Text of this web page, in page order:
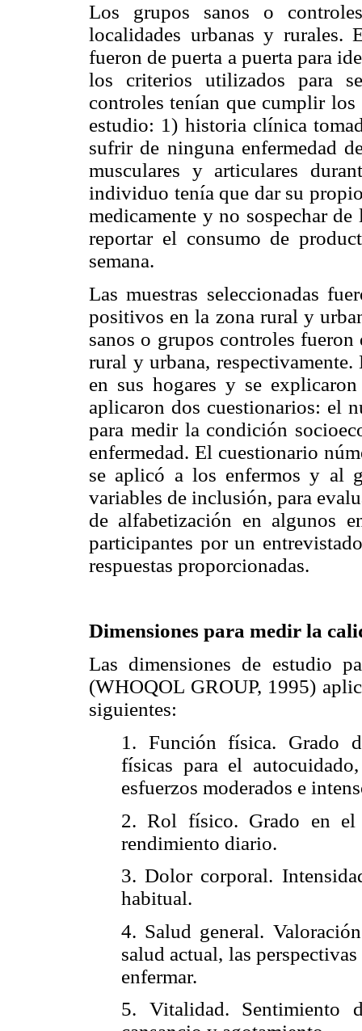
Los grupos sanos o
localidades urbanas y rurales.
fueron de puerta a puerta para
los criterios utilizados para
controles tenían que cumplir
estudio: 1) historia clínica
sufrir de ninguna enfermedad
musculares y articulares
individuo tenía que dar su
medicamente y no sospechar
reportar el consumo de
semana.
Las muestras seleccionadas
positivos en la zona rural y
sanos o grupos controles
rural y urbana,
en sus hogares y se
aplicaron dos cuestionarios: el
para medir la condición
enfermedad. El cuestionario
se aplicó a los enfermos y al
variables de inclusión, para
de alfabetización en algunos
participantes por un
respuestas proporcionadas.
Dimensiones para medir la
Las dimensiones de estudio
(WHOQOL GROUP, 1995)
siguientes:
1. Función física. Grado
físicas para el
esfuerzos moderados e
2. Rol físico. Grado en
rendimiento diario.
3. Dolor corporal.
habitual.
4. Salud general.
salud actual, las
enfermar.
5. Vitalidad. Sentimiento